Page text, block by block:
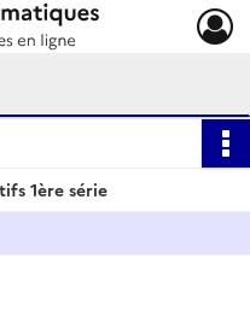
1ère série